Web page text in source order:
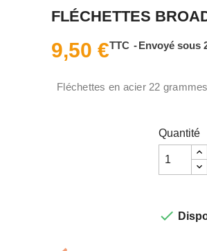
FLÉCHETTES
9,50 €TTC Envoyé sous
Fléchettes en acier 22
Quantité
